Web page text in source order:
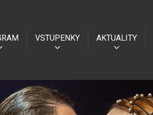
VSTUPENKY AKTUALITY